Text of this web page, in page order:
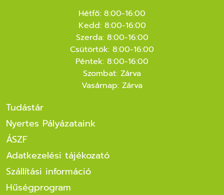
Hétfő: 8:00-16:00
Kedd: 8:00-16:00
Szerda: 8:00-16:00
Csütörtök: 8:00-16:00
Péntek: 8:00-16:00
Szombat: Zárva
Vasárnap: Zárva
Tudástár
Nyertes Pályázataink
ÁSZF
Adatkezelési tájékozató
Szállítási információ
Hűségprogram